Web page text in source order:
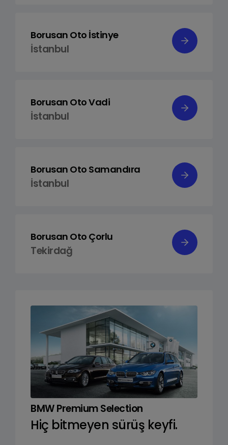
Borusan Oto İstinye
İstanbul
Borusan Oto Vadi
İstanbul
Borusan Oto Samandıra
İstanbul
Borusan Oto Çorlu
Tekirdağ
BMW Premium Selection
Hiç bitmeyen sürüş keyfi.